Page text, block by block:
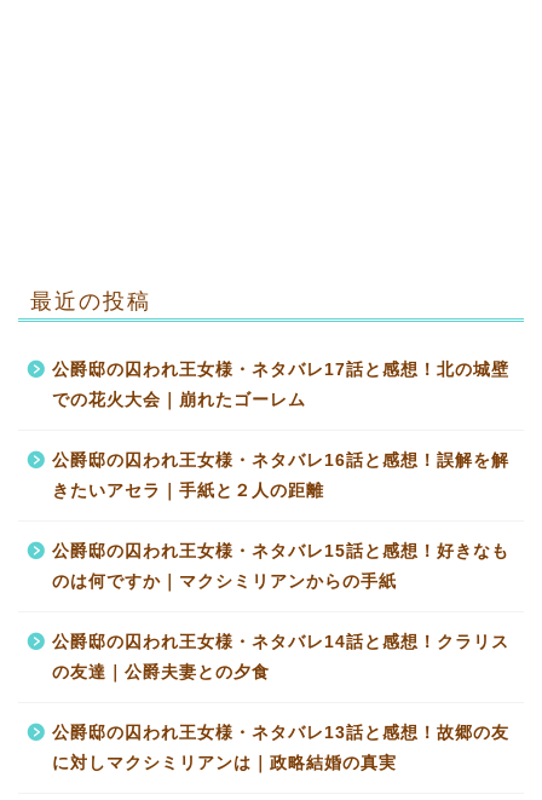
最近の投稿
公爵邸の囚われ王女様・ネタバレ17話と感想！北の城壁
での花火大会｜崩れたゴーレム
公爵邸の囚われ王女様・ネタバレ16話と感想！誤解を解
きたいアセラ｜手紙と２人の距離
公爵邸の囚われ王女様・ネタバレ15話と感想！好きなも
のは何ですか｜マクシミリアンからの手紙
公爵邸の囚われ王女様・ネタバレ14話と感想！クラリス
の友達｜公爵夫妻との夕食
公爵邸の囚われ王女様・ネタバレ13話と感想！故郷の友
に対しマクシミリアンは｜政略結婚の真実